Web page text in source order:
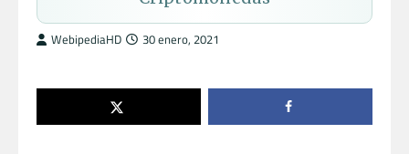
WebipediaHD 30 enero, 2021